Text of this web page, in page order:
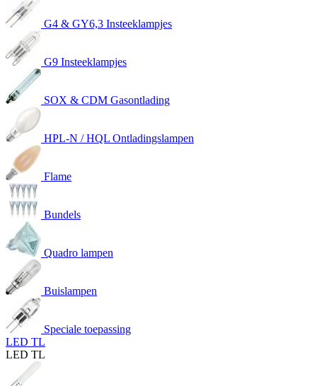
G4 & GY6,3 Insteeklampjes
G9 Insteeklampjes
SOX & CDM Gasontlading
HPL-N / HQL Ontladingslampen
Flame
Bundels
Quadro lampen
Buislampen
Speciale toepassing
LED TL
LED TL